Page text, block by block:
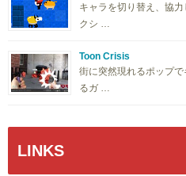
キャラを切り替え、協
クシ …
Toon Crisis
街に突然現れるポップ
るガ …
LINKS